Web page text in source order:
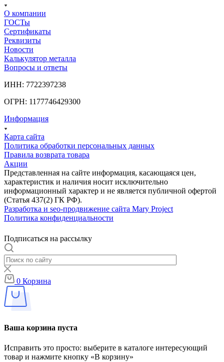
О компании
ГОСТы
Сертификаты
Реквизиты
Новости
Калькулятор металла
Вопросы и ответы
ИНН: 7722397238
ОГРН: 1177746429300
Информация
Карта сайта
Политика обработки персональных данных
Правила возврата товара
Акции
Представленная на сайте информация, касающаяся цен,
характеристик и наличия носит исключительно
информационный характер и не является публичной офертой
(Статья 437(2) ГК РФ).
Разработка и seo-продвижение сайта Mary Project
Политика конфиденциальности
Подписаться на рассылку
0 Корзина
Ваша корзина пуста
Исправить это просто: выберите в каталоге интересующий
товар и нажмите кнопку «В корзину»